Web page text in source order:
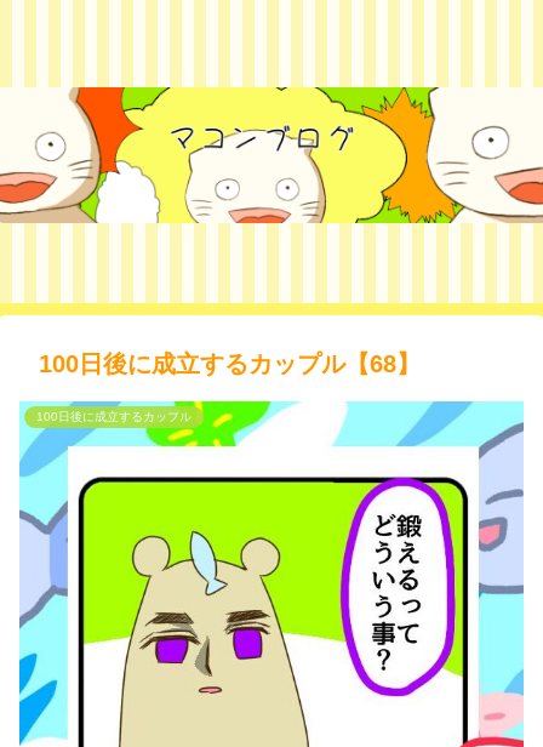
100日後に成立するカップル【68】
100日後に成立するカップル